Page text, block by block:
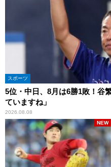
スポーツ
5位・中日、8月は6勝1敗！谷
ていますね」
2026.08.08
NEW